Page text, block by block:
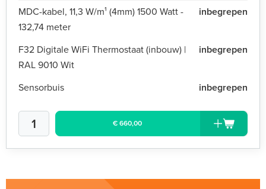
MDC-kabel, 11,3 W/m¹ (4mm) 1500 Watt -
132,74 meter
inbegrepen
F32 Digitale WiFi Thermostaat (inbouw) |
RAL 9010 Wit
inbegrepen
Sensorbuis inbegrepen
€ 660,00